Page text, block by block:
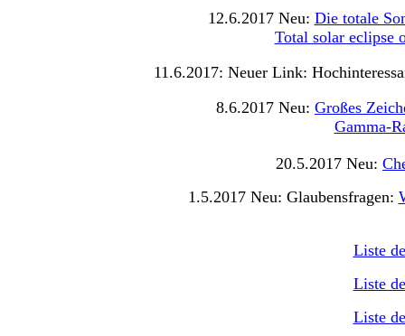
12.6.2017 Neu: Die totale
Total solar eclipse
11.6.2017: Neuer Link:
8.6.2017 Neu: Großes
Gamma-
20.5.2017 Neu:
1.5.2017 Neu: Glaubensfragen:
Liste
Liste
Liste